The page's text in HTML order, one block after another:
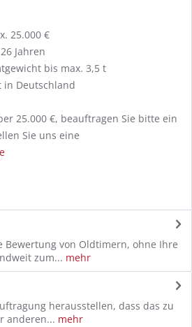
25.000 €
Jahren
bis max. 3,5 t
in Deutschland
25.000 €, beauftragen Sie bitte ein
Sie uns eine
Bewertung von Oldtimern, ohne Ihre
zum... mehr
herausstellen, dass das zu
anderen... mehr